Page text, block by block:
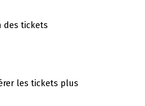
des tickets
les tickets plus